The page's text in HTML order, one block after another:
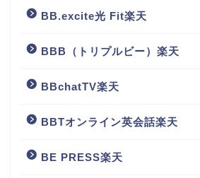
BB.excite光 Fit楽天
BBB（トリプルビー）楽天
BBchatTV楽天
BBTオンライン英会話楽天
BE PRESS楽天